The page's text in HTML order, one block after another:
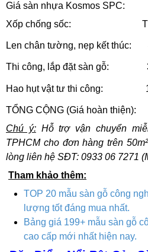
Giá sàn nhựa Kosmos SPC:
Xốp chống sốc:
Len chân tường, nẹp kết thúc:
Thi công, lắp đặt sàn gỗ:
Hao hụt vật tư thi công:
TỔNG CỘNG (Giá hoàn thiện):
Chú ý:Hỗ trợ vận chuyển
TPHCM cho đơn hàng trên
lòng liên hệ SĐT: 0933 06 7271
Tham khảo thêm:
TOP 20 mẫu sàn gỗ công
lượng tốt đáng mua nhất.
Bảng giá 199+ mẫu sàn gỗ
cao cấp mới nhất hiện nay.